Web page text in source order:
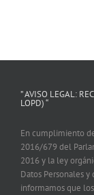
” AVISO LEGAL:
LOPD) “
En cumplimiento
2016/679 del
2016 y la ley
Datos Personales
informamos que